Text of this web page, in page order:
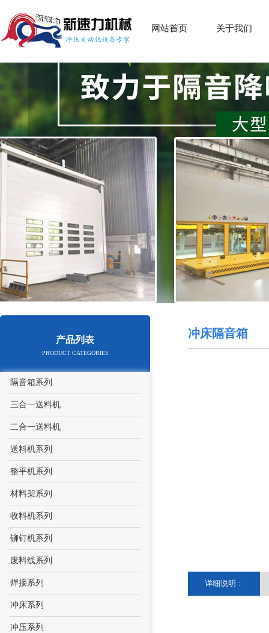
网站首页 关于我们
产品列表
PRODUCT CATEGORIES
隔音箱系列
三合一送料机
二合一送料机
送料机系列
整平机系列
材料架系列
收料机系列
铆钉机系列
废料线系列
焊接系列
冲床系列
冲压系列
冲床隔音箱
详细说明：